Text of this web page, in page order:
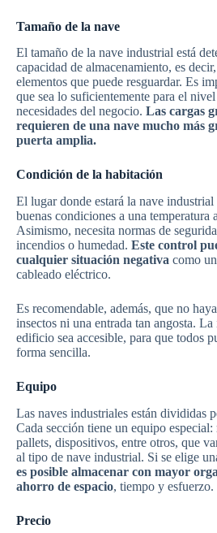
Tamaño de la nave
El tamaño de la nave industrial está
capacidad de almacenamiento, es
elementos que puede resguardar. Es
que sea lo suficientemente para el
necesidades del negocio. Las cargas
requieren de una nave mucho más
puerta amplia.
Condición de la habitación
El lugar donde estará la nave industrial
buenas condiciones a una temperatura
Asimismo, necesita normas de
incendios o humedad. Este control
cualquier situación negativa como
cableado eléctrico.
Es recomendable, además, que no
insectos ni una entrada tan angosta. La
edificio sea accesible, para que todos
forma sencilla.
Equipo
Las naves industriales están divididas
Cada sección tiene un equipo especial:
pallets, dispositivos, entre otros, que
al tipo de nave industrial. Si se elige
es posible almacenar con mayor
ahorro de espacio, tiempo y esfuerzo.
Precio